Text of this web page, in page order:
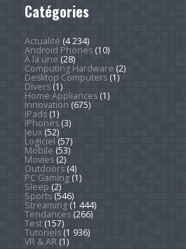
Catégories
Actualité (4 234)
Android Phones(10)
À la une (28)
Computing Hardware (2)
Desktop Computers(1)
Divers(1)
Home Appliances(1)
Innovation (675)
iPads(1)
iPhones(3)
Jeux(52)
Logiciel (57)
Mobile (53)
Movies(2)
Outdoors(4)
PC Gaming(1)
Sleep (2)
Sports(546)
Streaming(1 444)
Tendances(266)
Test(157)
Tutoriels(1 936)
VR & AR(1)